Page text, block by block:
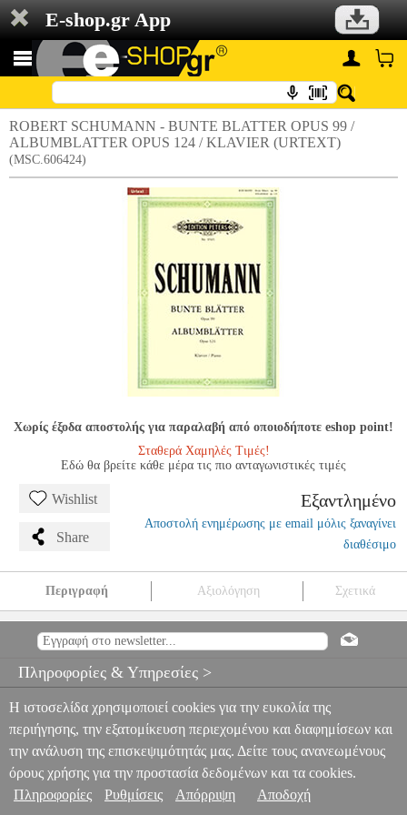
E-shop.gr App
ROBERT SCHUMANN - BUNTE BLATTER OPUS 99 /
ALBUMBLATTER OPUS 124 / KLAVIER (URTEXT)
(MSC.606424)
Χωρίς έξοδα αποστολής για παραλαβή από οποιοδήποτε eshop point!
Σταθερά Χαμηλές Τιμές!
Εδώ θα βρείτε κάθε μέρα τις πιο ανταγωνιστικές τιμές
Wishlist
Share
Εξαντλημένο
Αποστολή ενημέρωσης με email μόλις ξαναγίνει
διαθέσιμο
Περιγραφή Αξιολόγηση Σχετικά
ALBUMBLATTER OPUS 124 / KLAVIER (URTEXT)
ΜΟΥΣΙΚΑ ΒΙΒΛΙΑ ΠΛΗΚΤΡΩΝ
KLAVIER (URTEXT)
0
Πληροφορίες & Υπηρεσίες >
Η ιστοσελίδα χρησιμοποιεί cookies για την ευκολία της
περιήγησης, την εξατομίκευση περιεχομένου και διαφημίσεων και
την ανάλυση της επισκεψιμότητάς μας. Δείτε τους ανανεωμένους
όρους χρήσης για την προστασία δεδομένων και τα cookies.
Πληροφορίες
Ρυθμίσεις Απόρριψη Αποδοχή